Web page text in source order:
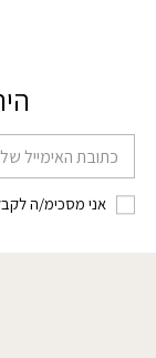
דוא׳׳ל
אני מסכימ/ה